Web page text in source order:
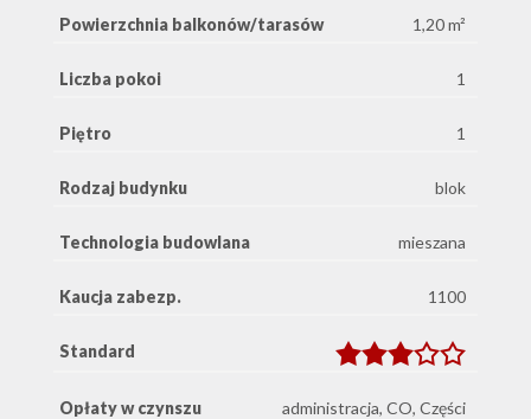
Powierzchnia balkonów/tarasów 1,20 m²
Liczba pokoi 1
Piętro 1
Rodzaj budynku blok
Technologia budowlana mieszana
Kaucja zabezp. 1100
Standard
Opłaty w czynszu
administracja, CO, Części